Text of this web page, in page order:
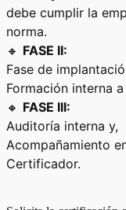
debe cumplir la
norma.
🔸 FASE II:
Fase de
Formación interna
🔸 FASE III:
Auditoría interna y,
Acompañamiento
Certificador.